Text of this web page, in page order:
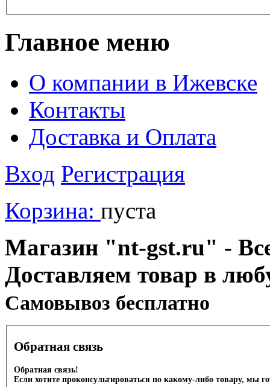
Главное меню
О компании в Ижевске
Контакты
Доставка и Оплата
Вход Регистрация
Корзина: пуста
Магазин "nt-gst.ru" -
Доставляем товар в
Cамовывоз бесплатно
Обратная связь
Обратная связь!
Если хотите проконсультироваться по какому-либо товару, мы